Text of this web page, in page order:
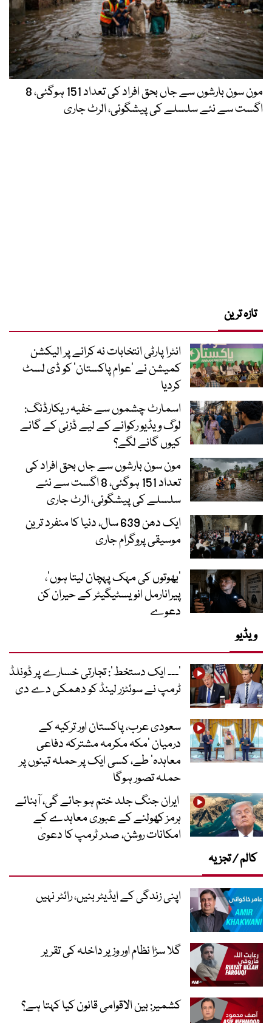
مون سون بارشوں سے جاں بحق افراد کی تعداد 151 ہوگئی، 8
اگست سے نئے سلسلے کی پیشگوئی، الرٹ جاری
تازہ ترین
انٹرا پارٹی انتخابات نہ کرانے پر الیکشن
کمیشن نے ’عوام پاکستان‘ کو ڈی لسٹ
کردیا
اسمارٹ چشموں سے خفیہ ریکارڈنگ:
لوگ ویڈیو رکوانے کے لیے ڈزنی کے گانے
کیوں گانے لگے؟
مون سون بارشوں سے جاں بحق افراد کی
تعداد 151 ہوگئی، 8 اگست سے نئے
سلسلے کی پیشگوئی، الرٹ جاری
ایک دھن 639 سال، دنیا کا منفرد ترین
موسیقی پروگرام جاری
‘بھوتوں کی مہک پہچان لیتا ہوں’،
پیرانارمل انویسٹیگیٹر کے حیران کن
دعوے
ویڈیو
’۔۔۔ ایک دستخط‘: تجارتی خسارے پر ڈونلڈ
ٹرمپ نے سوئٹزر لینڈ کو دھمکی دے دی
سعودی عرب، پاکستان اور ترکیہ کے
درمیان ’مکہ مکرمہ مشترکہ دفاعی
معاہدہ‘ طے، کسی ایک پر حملہ تینوں پر
حملہ تصور ہوگا
ایران جنگ جلد ختم ہو جائے گی، آبنائے
ہرمز کھولنے کے عبوری معاہدے کے
امکانات روشن، صدر ٹرمپ کا دعویٰ
کالم / تجزیہ
اپنی زندگی کے ایڈیٹر بنیں، رائٹر نہیں
گلا سڑا نظام اور وزیر داخلہ کی تقریر
کشمیر: بین الاقوامی قانون کیا کہتا ہے؟